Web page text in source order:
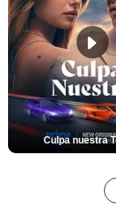
Culpa nuestra